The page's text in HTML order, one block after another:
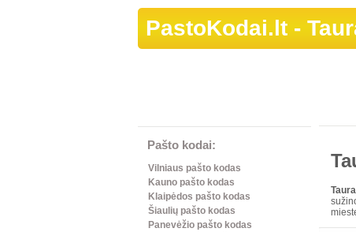
PastoKodai.lt-
Pašto kodai:
Vilniaus pašto kodas
Kauno pašto kodas
Klaipėdos pašto kodas
Šiaulių pašto kodas
Panevėžio pašto kodas